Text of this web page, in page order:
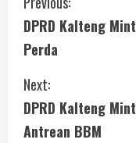
DPRD Kalteng
Perda
Next:
DPRD Kalteng
Antrean BBM